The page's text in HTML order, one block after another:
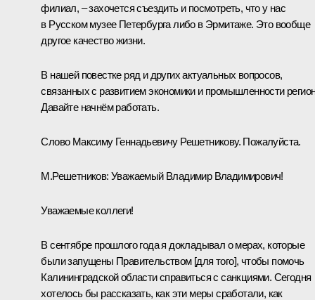
филиал, – захочется съездить и посмотреть, что у нас
в Русском музее Петербурга либо в Эрмитаже. Это вообще
другое качество жизни.
В нашей повестке ряд и других актуальных вопросов,
связанных с развитием экономики и промышленности
Давайте начнём работать.
Слово Максиму Геннадьевичу Решетникову. Пожалуйста.
М.Решетников: Уважаемый Владимир Владимирович!
Уважаемые коллеги!
В сентябре прошлого года я докладывал о мерах, которые
были запущены Правительством [для того], чтобы помочь
Калининградской области справиться с санкциями. Сегодня
хотелось бы рассказать, как эти меры сработали, как